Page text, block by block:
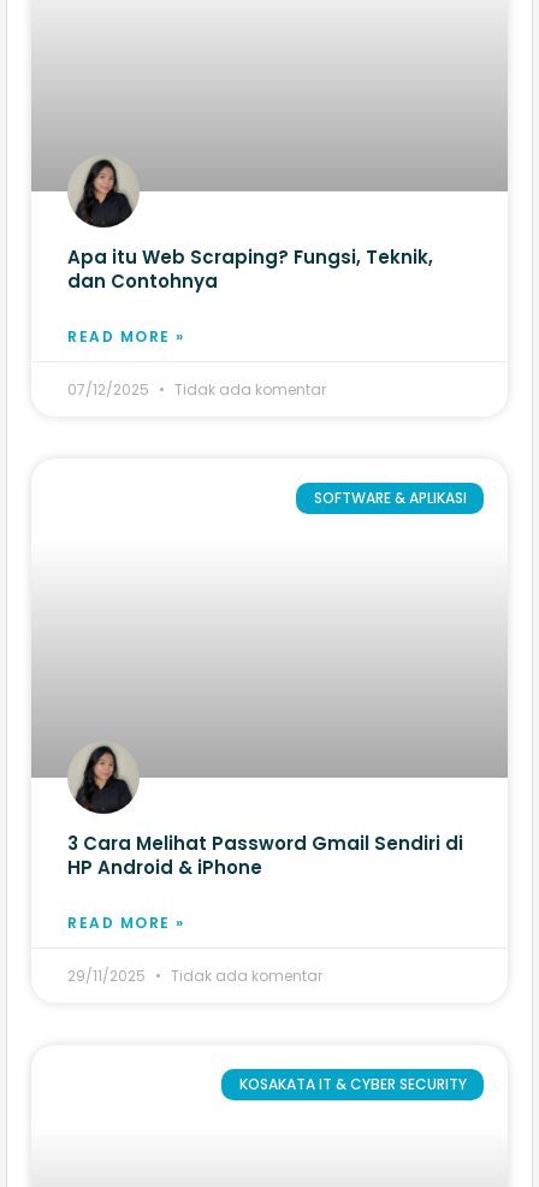
Apa itu Web Scraping? Fungsi, Teknik,
dan Contohnya
READ MORE »
07/12/2025 Tidak ada komentar
SOFTWARE & APLIKASI
3 Cara Melihat Password Gmail Sendiri di
HP Android & iPhone
READ MORE »
29/11/2025 Tidak ada komentar
KOSAKATA IT & CYBER SECURITY